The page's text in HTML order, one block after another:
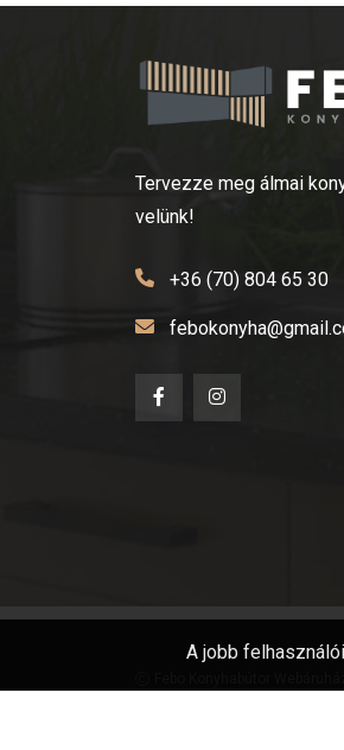
Tervezze meg álmai
velünk!
+36 (70) 804 65 30
A jobb